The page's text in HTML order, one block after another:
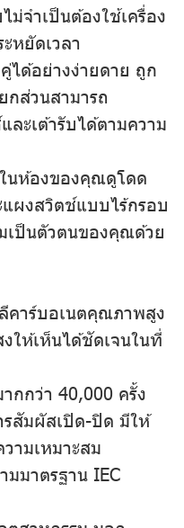
ม่จําเป็นต้องใช้เครื่อง
หยัดเวลา
ได้อย่างง่ายดาย ถูก
ส่วนสามารถ
ะเต้ารับได้ตามความ
นห้องของคุณดูโดด
ผงสวิตช์แบบไร้กรอบ
เป็นตัวตนของคุณด้วย
าร์บอเนตคุณภาพสูง
ให้เห็นได้ชัดเจนในที่
กกว่า 40,000 ครั้ง
สัมผัสเปิด-ปิด มีให้
ามเหมาะสม
มาตรฐาน IEC